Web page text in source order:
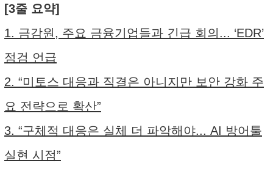
[3줄 요약]
1. 금감원, 주요 금융기업들과 긴급 회의... ‘EDR’
점검 언급
2. “미토스 대응과 직결은 아니지만 보안 강화 주
요 전략으로 확산”
3. “구체적 대응은 실체 더 파악해야... AI 방어툴
실현 시점”